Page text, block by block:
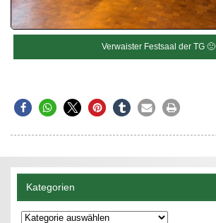
Verwaister Festsaal der TG 🙁
Kategorien
Kategorien